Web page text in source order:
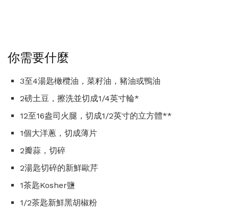
你需要什麼
3至4湯匙橄欖油，菜籽油，豬油或鴨油
2磅土豆，擦洗並切成1/4英寸輪*
12至16盎司火腿，切成1/2英寸的立方體**
1個大洋蔥，切成薄片
2瓣蒜，切碎
2湯匙切碎的新鮮歐芹
1茶匙Kosher鹽
1/2茶匙新鮮黑胡椒粉